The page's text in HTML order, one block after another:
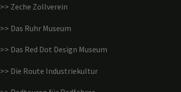
>> Zeche Zollverein
>> Das Ruhr Museum
>> Das Red Dot Design Museum
>> Die Route Industriekultur